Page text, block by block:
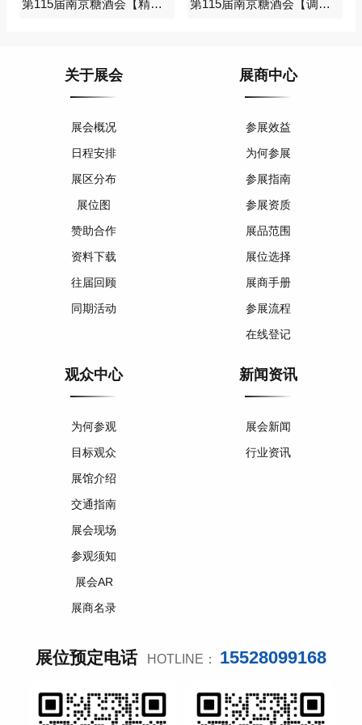
第115届南京糖酒会【精酿啤酒及低度馆】图纸 第115届南京糖酒会【调味品及食品配料馆】图纸
关于展会
展会概况
日程安排
展区分布
展位图
赞助合作
资料下载
往届回顾
同期活动
展商中心
参展效益
为何参展
参展指南
参展资质
展品范围
展位选择
展商手册
参展流程
在线登记
观众中心
为何参观
目标观众
展馆介绍
交通指南
展会现场
参观须知
展会AR
展商名录
新闻资讯
展会新闻
行业资讯
展位预定电话 HOTLINE： 15528099168